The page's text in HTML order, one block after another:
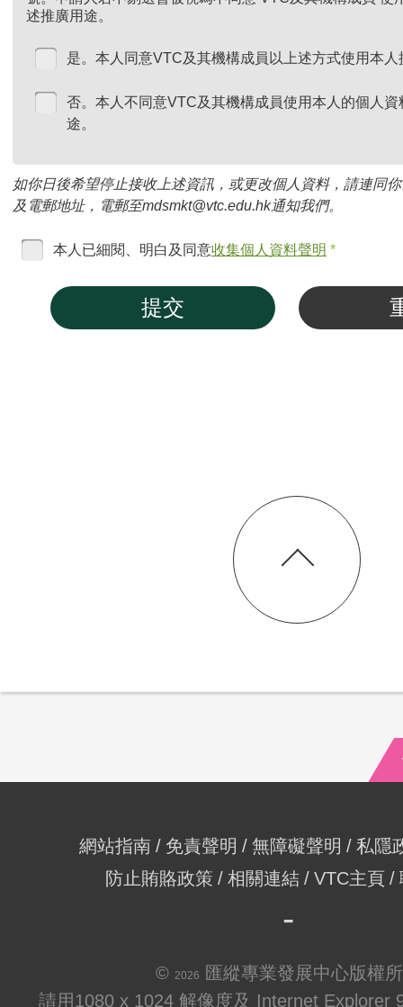
述推廣用途。
是。本人同意VTC及其機構成員以上述方式使用本
否。本人不同意VTC及其機構成員使用本人的個人
途。
如你日後希望停止接收上述資訊，或更改個人資料，請連同
及電郵地址，電郵至mdsmkt@vtc.edu.hk通知我們。
本人已細閱、明白及同意收集個人資料聲明 *
提交
網站指南 免責聲明 無障礙聲明
私隱
防止賄賂政策
相關連結 VTC主頁
© 2026
匯縱專業發展中心版權
請用1080 x 1024 解像度及 Internet Explorer